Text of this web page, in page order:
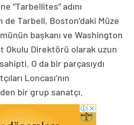
“Tarbellites” adını
Tarbell, Boston’daki Müze
başkanı ve Washington
Okulu Direktörü olarak uzun
O da bir parçasıydı
Loncası’nın
bir grup sanatçı.